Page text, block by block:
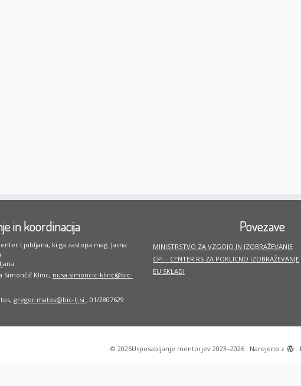
in koordinacija
Ljubljana, ki ga zastopa mag. Jasna
Simončič Klinc, nusa.simoncic-klinc@bic-
gregor.matos@bic-lj.si , 01/2807629
Povezave
MINISTRSTVO ZA VZGOJO IN IZOBRAŽEVANJE
CPI – CENTER RS ZA POKLICNO IZOBRAŽEVANJE
EU SKLADI
· © 2026Usposabljanje mentorjev 2023–2026· Narejeno z ·